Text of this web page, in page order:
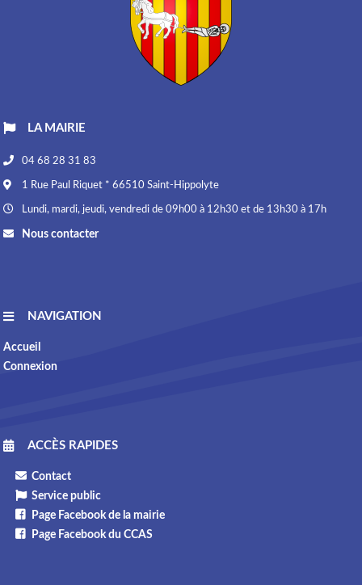
LA MAIRIE
04 68 28 31 83
1 Rue Paul Riquet * 66510 Saint-Hippolyte
Lundi, mardi, jeudi, vendredi de 09h00 à 12h30 et de 13h30 à 17h
Nous contacter
NAVIGATION
Accueil
Connexion
ACCÈS RAPIDES
Contact
Service public
Page Facebook de la mairie
Page Facebook du CCAS